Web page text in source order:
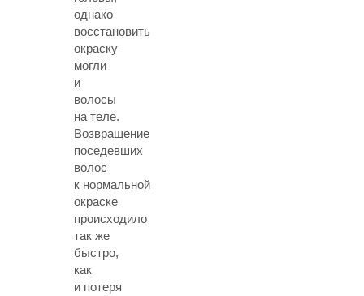
однако
восстановить
окраску
могли
и
волосы
на теле.
Возвращение
поседевших
волос
к нормальной
окраске
происходило
так же
быстро,
как
и потеря